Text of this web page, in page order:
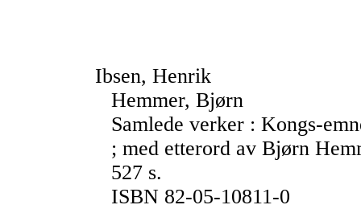
Ibsen, Henrik
Hemmer, Bjørn
Samlede verker : Kongs-
; med etterord av Bjørn
527 s.
ISBN 82-05-10811-0